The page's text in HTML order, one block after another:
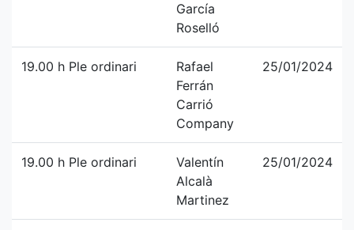
García
Roselló
19.00 h Ple ordinari
Rafael
Ferrán
Carrió
Company
25/01/2024
19.00 h Ple ordinari
Valentín
Alcalà
Martinez
25/01/2024